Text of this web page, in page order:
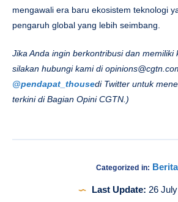
mengawali era baru ekosistem teknologi
pengaruh global yang lebih seimbang.
Jika Anda ingin berkontribusi dan memiliki
silakan hubungi kami di
@pendapat_thousedi Twitter untuk
terkini di Bagian Opini CGTN.)
Categorized in: Berita
Last Update: 26